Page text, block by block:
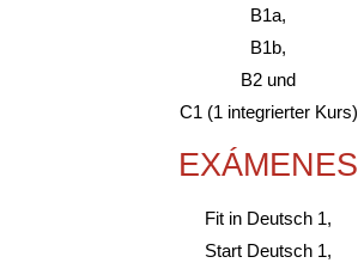
B1a,
B1b,
B2 und
C1 (1 integrierter Kurs)
EXÁMENES
Fit in Deutsch 1,
Start Deutsch 1,